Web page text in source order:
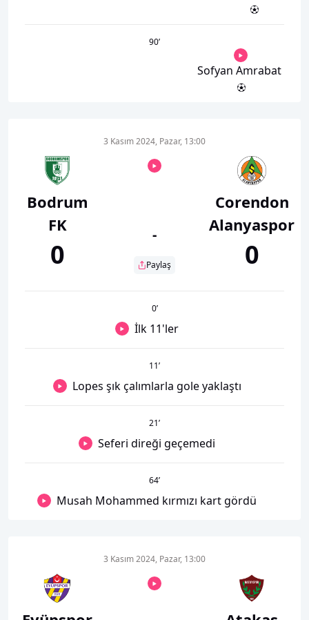
90’
Sofyan Amrabat
Bodrum
FK
0
3 Kasım 2024, Pazar, 13:00
-
Paylaş
Corendon
Alanyaspor
0
0’
İlk 11'ler
11’
Lopes şık çalımlarla gole yaklaştı
21’
Seferi direği geçemedi
64’
Musah Mohammed kırmızı kart gördü
3 Kasım 2024, Pazar, 13:00